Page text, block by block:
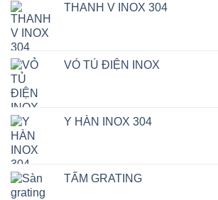
THANH V INOX 304
VỎ TỦ ĐIỆN INOX
Y HÀN INOX 304
TẤM GRATING